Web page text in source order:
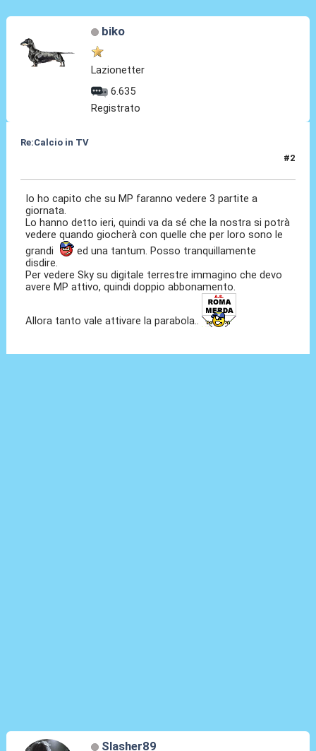
biko
Lazionetter
6.635
Registrato
Re:Calcio in TV
#2
Io ho capito che su MP faranno vedere 3 partite a
giornata.
Lo hanno detto ieri, quindi va da sé che la nostra si potrà
vedere quando giocherà con quelle che per loro sono le
grandi
ed una tantum. Posso tranquillamente
disdire.
Per vedere Sky su digitale terrestre immagino che devo
avere MP attivo, quindi doppio abbonamento.
Allora tanto vale attivare la parabola..
Slasher89